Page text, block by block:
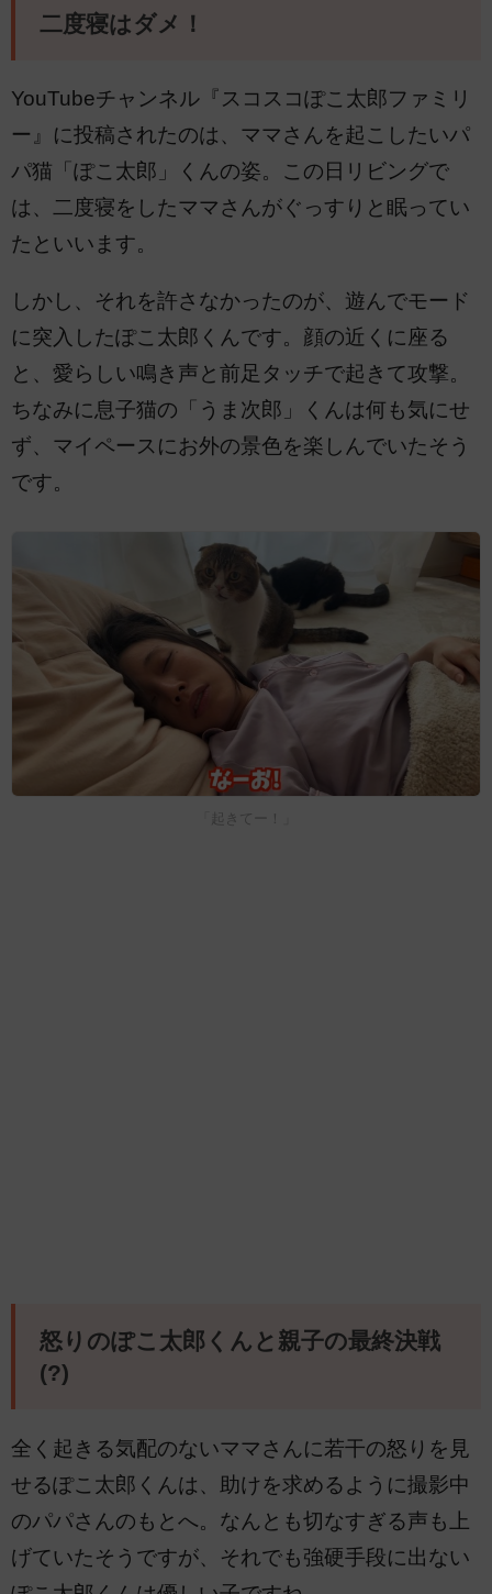
二度寝はダメ！
YouTubeチャンネル『スコスコぽこ太郎ファミリ
ー』に投稿されたのは、ママさんを起こしたいパ
パ猫「ぽこ太郎」くんの姿。この日リビングで
は、二度寝をしたママさんがぐっすりと眠ってい
たといいます。
しかし、それを許さなかったのが、遊んでモード
に突入したぽこ太郎くんです。顔の近くに座る
と、愛らしい鳴き声と前足タッチで起きて攻撃。
ちなみに息子猫の「うま次郎」くんは何も気にせ
ず、マイペースにお外の景色を楽しんでいたそう
です。
「起きてー！」
怒りのぽこ太郎くんと親子の最終決戦
(?)
全く起きる気配のないママさんに若干の怒りを見
せるぽこ太郎くんは、助けを求めるように撮影中
のパパさんのもとへ。なんとも切なすぎる声も上
げていたそうですが、それでも強硬手段に出ない